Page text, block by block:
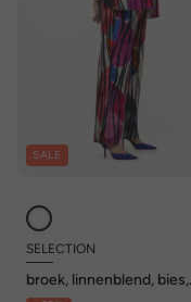
SALE
SELECTION
broek, linnenblend, bies,
rechte pijpen, elastische